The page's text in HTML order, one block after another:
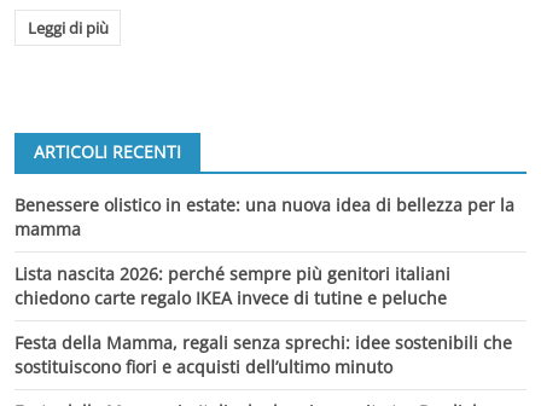
Leggi di più
ARTICOLI RECENTI
Benessere olistico in estate: una nuova idea di bellezza per la
mamma
Lista nascita 2026: perché sempre più genitori italiani
chiedono carte regalo IKEA invece di tutine e peluche
Festa della Mamma, regali senza sprechi: idee sostenibili che
sostituiscono fiori e acquisti dell’ultimo minuto